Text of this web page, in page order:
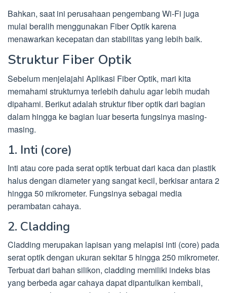
Bahkan, saat ini perusahaan pengembang Wi-Fi juga
mulai beralih menggunakan Fiber Optik karena
menawarkan kecepatan dan stabilitas yang lebih baik.
Struktur Fiber Optik
Sebelum menjelajahi Aplikasi Fiber Optik, mari kita
memahami strukturnya terlebih dahulu agar lebih mudah
dipahami. Berikut adalah struktur fiber optik dari bagian
dalam hingga ke bagian luar beserta fungsinya masing-
masing.
1. Inti (core)
Inti atau core pada serat optik terbuat dari kaca dan plastik
halus dengan diameter yang sangat kecil, berkisar antara 2
hingga 50 mikrometer. Fungsinya sebagai media
perambatan cahaya.
2. Cladding
Cladding merupakan lapisan yang melapisi inti (core) pada
serat optik dengan ukuran sekitar 5 hingga 250 mikrometer.
Terbuat dari bahan silikon, cladding memiliki indeks bias
yang berbeda agar cahaya dapat dipantulkan kembali,